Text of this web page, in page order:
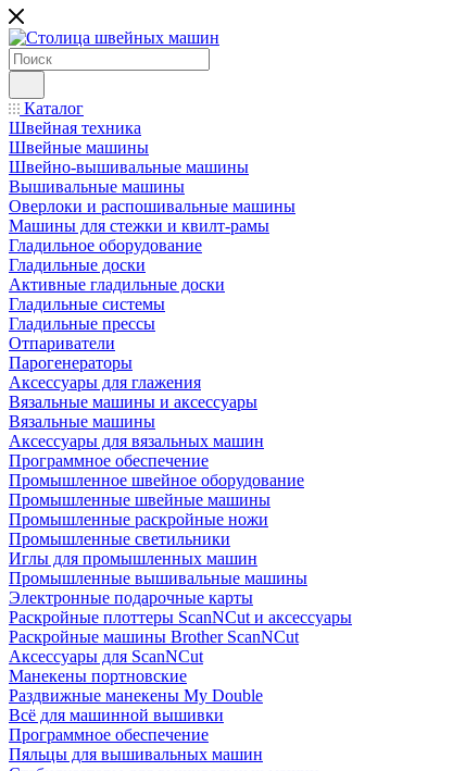
Каталог
Швейная техника
Швейные машины
Швейно-вышивальные машины
Вышивальные машины
Оверлоки и распошивальные машины
Машины для стежки и квилт-рамы
Гладильное оборудование
Гладильные доски
Активные гладильные доски
Гладильные системы
Гладильные прессы
Отпариватели
Парогенераторы
Аксессуары для глажения
Вязальные машины и аксессуары
Вязальные машины
Аксессуары для вязальных машин
Программное обеспечение
Промышленное швейное оборудование
Промышленные швейные машины
Промышленные раскройные ножи
Промышленные светильники
Иглы для промышленных машин
Промышленные вышивальные машины
Электронные подарочные карты
Раскройные плоттеры ScanNCut и аксессуары
Раскройные машины Brother ScanNCut
Аксессуары для ScanNCut
Манекены портновские
Раздвижные манекены My Double
Всё для машинной вышивки
Программное обеспечение
Пяльцы для вышивальных машин